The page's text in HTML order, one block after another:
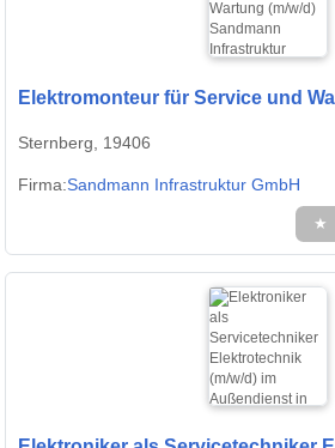
Elektromonteur für Service und
Sternberg, 19406
Firma:Sandmann Infrastruktur GmbH
★